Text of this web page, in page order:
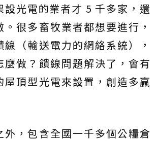
設光電的業者才 5 千多家，還
很多畜牧業者都想要進行，
（輸送電力的網絡系統），
麼做？饋線問題解決了，會有
屋頂型光電來設置，創造多贏
外，包含全國一千多個公糧倉